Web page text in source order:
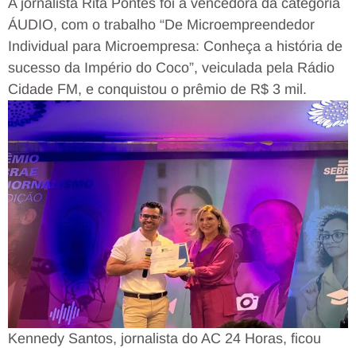
A jornalista Rita Pontes foi a vencedora da categoria
ÁUDIO, com o trabalho “De Microempreendedor
Individual para Microempresa: Conheça a história de
sucesso da Império do Coco”, veiculada pela Rádio
Cidade FM, e conquistou o prêmio de R$ 3 mil.
Kennedy Santos, jornalista do AC 24 Horas, ficou